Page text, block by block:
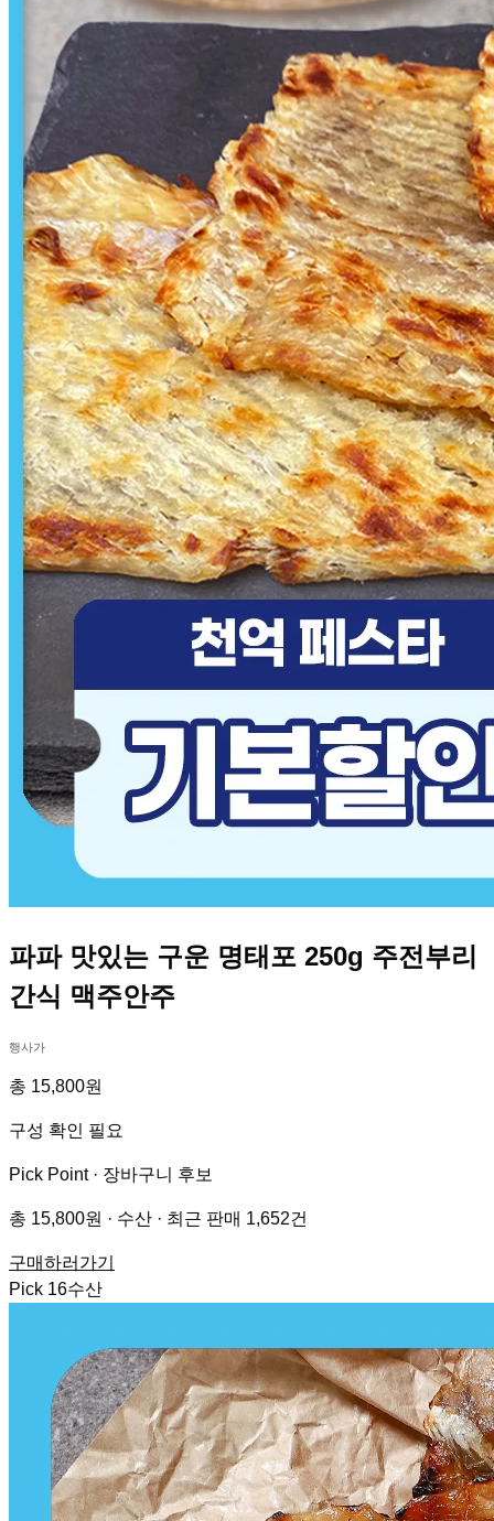
파파 맛있는 구운 명태포 250g 주전부리
간식 맥주안주
행사가
총 15,800원
구성 확인 필요
Pick Point · 장바구니 후보
총 15,800원 · 수산 · 최근 판매 1,652건
구매하러가기
Pick 16수산